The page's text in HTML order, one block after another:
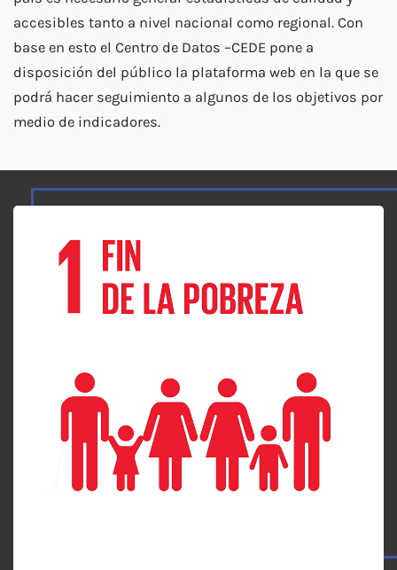
accesibles tanto a nivel nacional como regional. Con
base en esto el Centro de Datos –CEDE pone a
disposición del público la plataforma web en la que se
podrá hacer seguimiento a algunos de los objetivos por
medio de indicadores.